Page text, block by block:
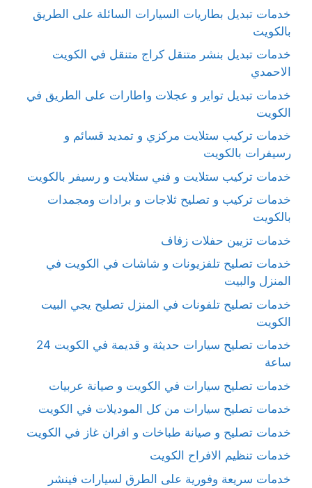
خدمات تبديل بطاريات السيارات السائلة على الطريق
بالكويت
خدمات تبديل بنشر متنقل كراج متنقل في الكويت
الاحمدي
خدمات تبديل تواير و عجلات واطارات على الطريق في
الكويت
خدمات تركيب ستلايت مركزي و تمديد قسائم و
رسيفرات بالكويت
خدمات تركيب ستلايت و فني ستلايت و رسيفر بالكويت
خدمات تركيب و تصليح ثلاجات و برادات ومجمدات
بالكويت
خدمات تزيين حفلات زفاف
خدمات تصليح تلفزيونات و شاشات في الكويت في
المنزل والبيت
خدمات تصليح تلفونات في المنزل تصليح يجي البيت
الكويت
خدمات تصليح سيارات حديثة و قديمة في الكويت 24
ساعة
خدمات تصليح سيارات في الكويت و صيانة عربيات
خدمات تصليح سيارات من كل الموديلات في الكويت
خدمات تصليح و صيانة طباخات و افران غاز في الكويت
خدمات تنظيم الافراح الكويت
خدمات سريعة وفورية على الطرق لسيارات فينشر